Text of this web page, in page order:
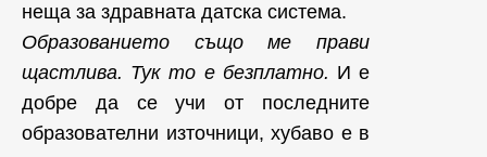
неща за здравната датска система.
Образованието също ме прави
щастлива. Тук то е безплатно. И е
добре да се учи от последните
образователни източници, хубаво е в